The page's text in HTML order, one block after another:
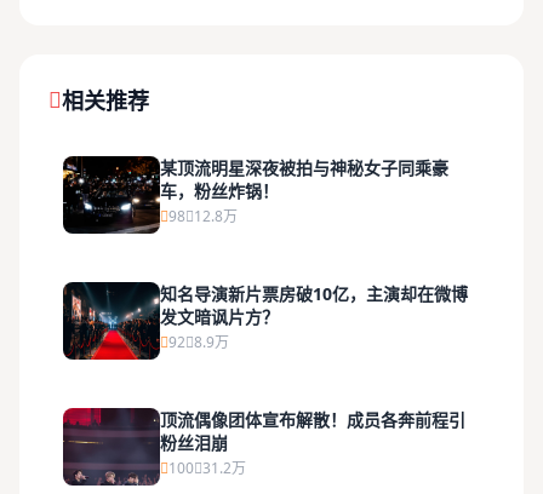
相关推荐
某顶流明星深夜被拍与神秘女子同乘豪
车，粉丝炸锅！
98 12.8万
知名导演新片票房破10亿，主演却在微博
发文暗讽片方？
92 8.9万
顶流偶像团体宣布解散！成员各奔前程引
粉丝泪崩
100 31.2万